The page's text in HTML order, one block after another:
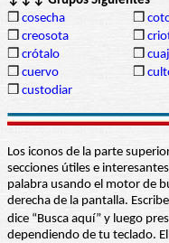
❒ cosecha ❒
❒ creosota ❒
❒ crótalo ❒
❒ cuervo ❒
❒ custodiar
Los iconos de la parte
secciones útiles e
palabra usando el motor de
derecha de la pantalla.
dice “Busca aquí” y luego
dependiendo de tu teclado.